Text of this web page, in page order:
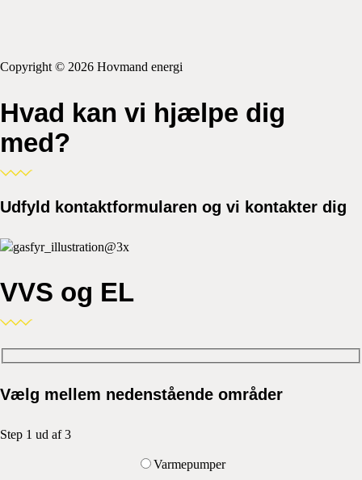
Copyright © 2026 Hovmand energi
Hvad kan vi hjælpe dig
med?
Udfyld kontaktformularen og vi kontakter dig
VVS og EL
Vælg mellem nedenstående områder
Step 1 ud af 3
Varmepumper